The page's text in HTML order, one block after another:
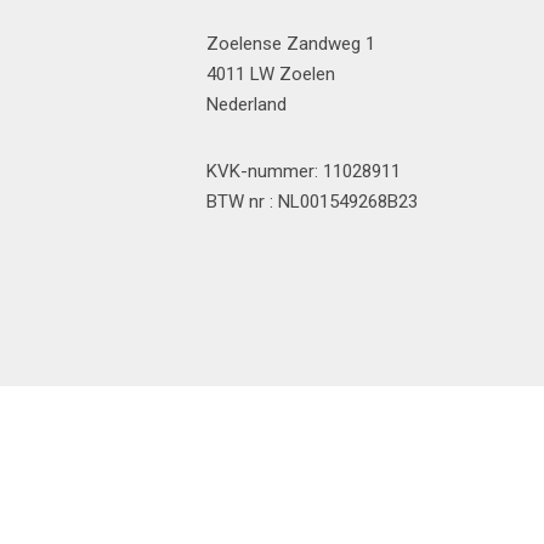
Zoelense Zandweg 1
4011 LW Zoelen
Nederland
KVK-nummer: 11028911
BTW nr : NL001549268B23